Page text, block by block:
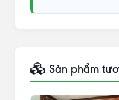
Sản phẩm